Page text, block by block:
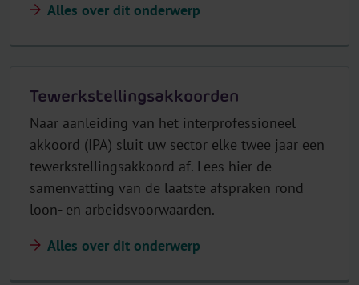
Alles over dit onderwerp
Tewerkstellingsakkoorden
Naar aanleiding van het interprofessioneel
akkoord (IPA) sluit uw sector elke twee jaar een
tewerkstellingsakkoord af. Lees hier de
samenvatting van de laatste afspraken rond
loon- en arbeidsvoorwaarden.
Alles over dit onderwerp